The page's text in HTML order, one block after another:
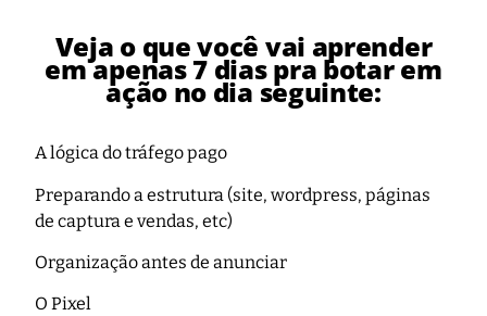
Veja o que você vai aprender
em apenas 7 dias pra botar em
ação no dia seguinte:
A lógica do tráfego pago
Preparando a estrutura (site, wordpress, páginas
de captura e vendas, etc)
Organização antes de anunciar
O Pixel